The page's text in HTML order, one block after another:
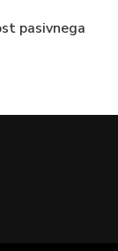
pasivnega